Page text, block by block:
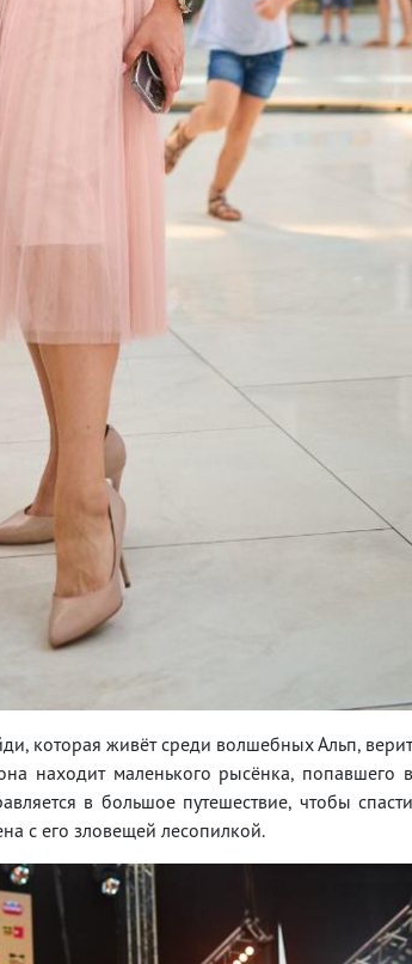
которая живёт среди волшебных Альп, верит
находит маленького рысёнка, попавшего в
в большое путешествие, чтобы спасти
с его зловещей лесопилкой.